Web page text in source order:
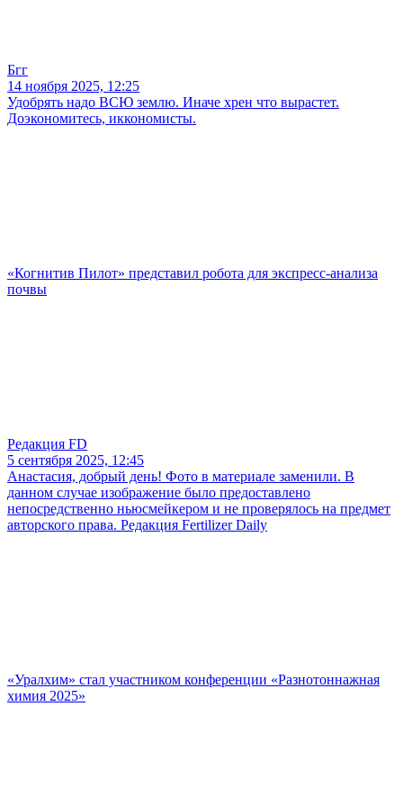
Бгг
14 ноября 2025, 12:25
Удобрять надо ВСЮ землю. Иначе хрен что вырастет.
Доэкономитесь, иккономисты.
«Когнитив Пилот» представил робота для экспресс-анализа
почвы
Редакция FD
5 сентября 2025, 12:45
Анастасия, добрый день! Фото в материале заменили. В
данном случае изображение было предоставлено
непосредственно ньюсмейкером и не проверялось на предмет
авторского права. Редакция Fertilizer Daily
«Уралхим» стал участником конференции «Разнотоннажная
химия 2025»